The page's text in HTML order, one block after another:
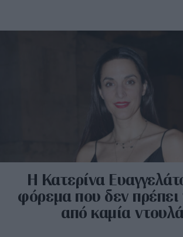
Η Κατερίνα
φόρεμα που δεν πρέπει
από καμία